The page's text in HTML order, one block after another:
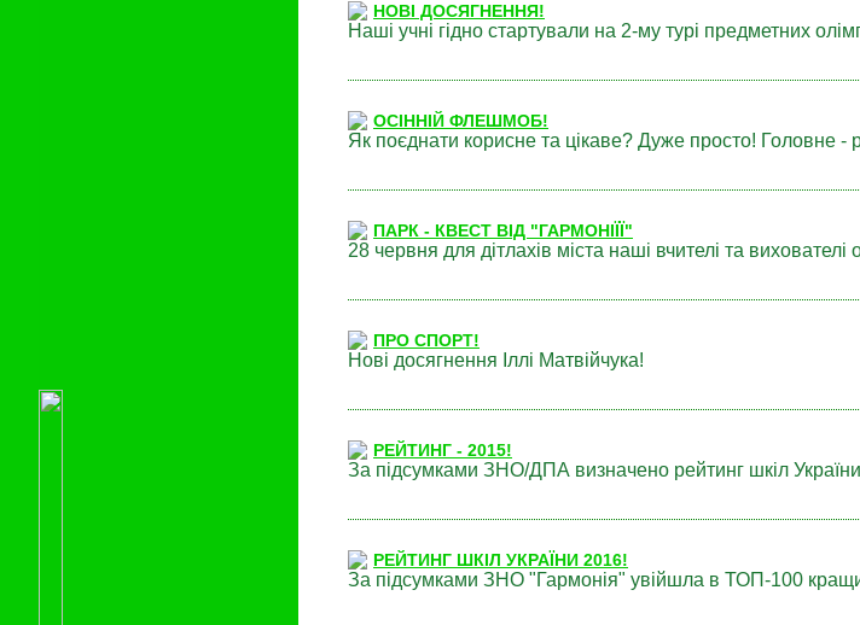
НОВІ ДОСЯГНЕННЯ!
Наші учні гідно стартували на 2-му турі предметних
ОСІННІЙ ФЛЕШМОБ!
Як поєднати корисне та цікаве? Дуже просто! Головне -
ПАРК - КВЕСТ ВІД "ГАРМОНІЇЇ"
28 червня для дітлахів міста наші вчителі та вихователі
ПРО СПОРТ!
Нові досягнення Іллі Матвійчука!
РЕЙТИНГ - 2015!
За підсумками ЗНО/ДПА визначено рейтинг шкіл
РЕЙТИНГ ШКІЛ УКРАЇНИ 2016!
За підсумками ЗНО "Гармонія" увійшла в ТОП-100